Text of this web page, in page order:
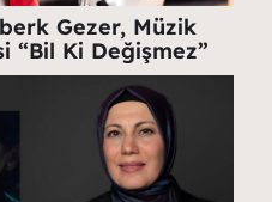
Gezer, Müzik
“Bil Ki Değişmez”